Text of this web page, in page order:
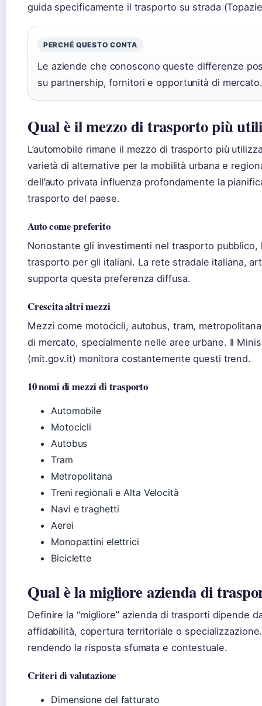
guida specificamente il trasporto su strada
PERCHÉ QUESTO CONTA
Le aziende che conoscono queste differenze
su partnership, fornitori e opportunità di mercato.
Qual è il mezzo di trasporto più
L’automobile rimane il mezzo di trasporto più
varietà di alternative per la mobilità urbana e
dell’auto privata influenza profondamente la
trasporto del paese.
Auto come preferito
Nonostante gli investimenti nel trasporto pubblico,
trasporto per gli italiani. La rete stradale italiana,
supporta questa preferenza diffusa.
Crescita altri mezzi
Mezzi come motocicli, autobus, tram,
di mercato, specialmente nelle aree urbane. Il
(mit.gov.it) monitora costantemente questi trend.
10 nomi di mezzi di trasporto
Automobile
Motocicli
Autobus
Tram
Metropolitana
Treni regionali e Alta Velocità
Navi e traghetti
Aerei
Monopattini elettrici
Biciclette
Qual è la migliore azienda di
Definire la “migliore” azienda di trasporti dipende
affidabilità, copertura territoriale o
rendendo la risposta sfumata e contestuale.
Criteri di valutazione
Dimensione del fatturato